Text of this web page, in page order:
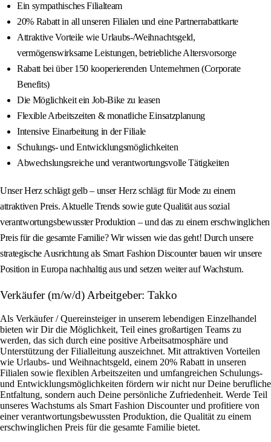
Ein sympathisches Filialteam
20% Rabatt in all unseren Filialen und eine Partnerrabattkarte
Attraktive Vorteile wie Urlaubs-/Weihnachtsgeld,
vermögenswirksame Leistungen, betriebliche Altersvorsorge
Rabatt bei über 150 kooperierenden Unternehmen (Corporate
Benefits)
Die Möglichkeit ein Job-Bike zu leasen
Flexible Arbeitszeiten & monatliche Einsatzplanung
Intensive Einarbeitung in der Filiale
Schulungs- und Entwicklungsmöglichkeiten
Abwechslungsreiche und verantwortungsvolle Tätigkeiten
Unser Herz schlägt gelb – unser Herz schlägt für Mode zu einem
attraktiven Preis. Aktuelle Trends sowie gute Qualität aus sozial
verantwortungsbewusster Produktion – und das zu einem erschwinglichen
Preis für die gesamte Familie? Wir wissen wie das geht! Durch unsere
strategische Ausrichtung als Smart Fashion Discounter bauen wir unsere
Position in Europa nachhaltig aus und setzen weiter auf Wachstum.
Verkäufer (m/w/d) Arbeitgeber: Takko
Als Verkäufer / Quereinsteiger in unserem lebendigen Einzelhandel
bieten wir Dir die Möglichkeit, Teil eines großartigen Teams zu
werden, das sich durch eine positive Arbeitsatmosphäre und
Unterstützung der Filialleitung auszeichnet. Mit attraktiven Vorteilen
wie Urlaubs- und Weihnachtsgeld, einem 20% Rabatt in unseren
Filialen sowie flexiblen Arbeitszeiten und umfangreichen Schulungs-
und Entwicklungsmöglichkeiten fördern wir nicht nur Deine berufliche
Entfaltung, sondern auch Deine persönliche Zufriedenheit. Werde Teil
unseres Wachstums als Smart Fashion Discounter und profitiere von
einer verantwortungsbewussten Produktion, die Qualität zu einem
erschwinglichen Preis für die gesamte Familie bietet.